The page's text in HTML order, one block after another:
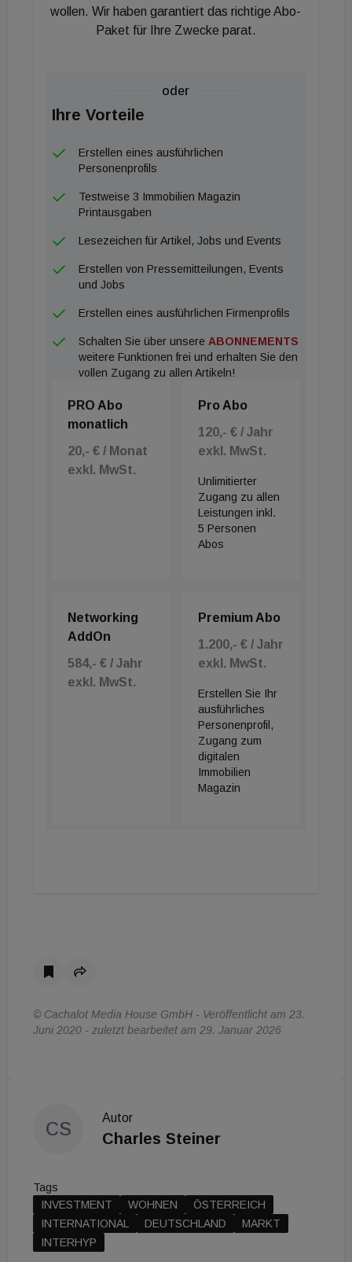
unterschiedlichsten Ansprüche bei Wohnkrediten
erfüllen zu können“, so Luschnig.
wollen. Wir haben garantiert das richtige Abo-
Paket für Ihre Zwecke parat.
oder
Ihre Vorteile
Erstellen eines ausführlichen
Personenprofils
Testweise 3 Immobilien Magazin
Printausgaben
Lesezeichen für Artikel, Jobs und Events
Erstellen von Pressemitteilungen, Events
und Jobs
Erstellen eines ausführlichen Firmenprofils
Schalten Sie über unsere ABONNEMENTS
weitere Funktionen frei und erhalten Sie den
vollen Zugang zu allen Artikeln!
PRO Abo
monatlich
20,- € / Monat
exkl. MwSt.
Pro Abo
120,- € / Jahr
exkl. MwSt.
Unlimitierter
Zugang zu allen
Leistungen inkl.
5 Personen
Abos
Networking
AddOn
584,- € / Jahr
exkl. MwSt.
Premium Abo
1.200,- € / Jahr
exkl. MwSt.
Erstellen Sie Ihr
ausführliches
Personenprofil,
Zugang zum
digitalen
Immobilien
Magazin
© Cachalot Media House GmbH - Veröffentlicht am 23.
Juni 2020 - zuletzt bearbeitet am 29. Januar 2026
CS
Autor
Charles Steiner
Tags
INVESTMENT
WOHNEN
ÖSTERREICH
INTERNATIONAL
DEUTSCHLAND
MARKT
INTERHYP